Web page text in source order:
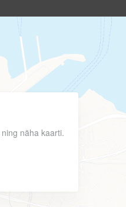
ning näha kaarti.